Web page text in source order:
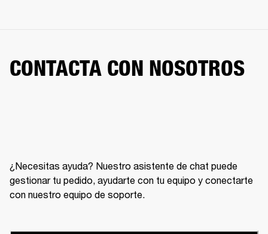
CONTACTA CON NOSOTROS
¿Necesitas ayuda? Nuestro asistente de chat puede
gestionar tu pedido, ayudarte con tu equipo y conectarte
con nuestro equipo de soporte.